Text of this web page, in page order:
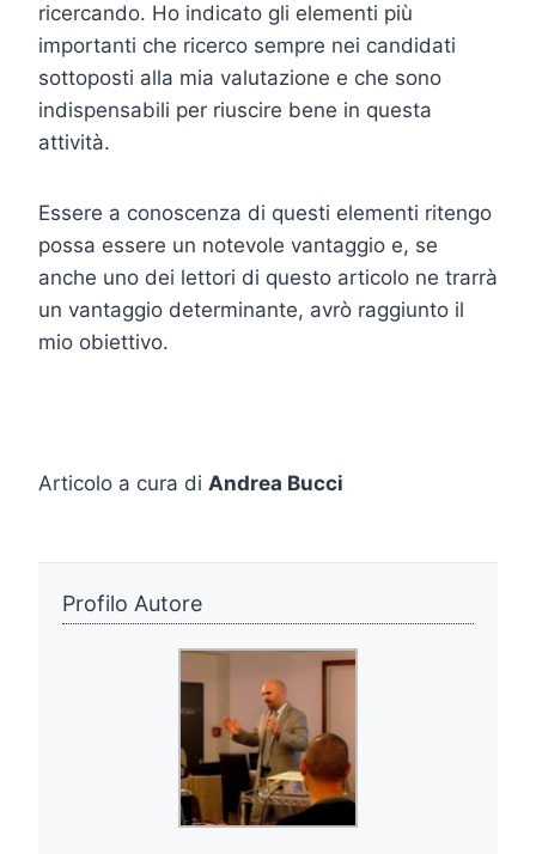
ricercando. Ho indicato gli elementi più
importanti che ricerco sempre nei candidati
sottoposti alla mia valutazione e che sono
indispensabili per riuscire bene in questa
attività.
Essere a conoscenza di questi elementi ritengo
possa essere un notevole vantaggio e, se
anche uno dei lettori di questo articolo ne trarrà
un vantaggio determinante, avrò raggiunto il
mio obiettivo.
Articolo a cura di Andrea Bucci
Profilo Autore